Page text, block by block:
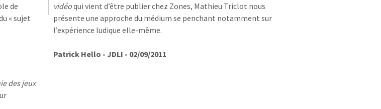
de
« sujet
vidéoqui vient d’être publier chez Zones, Mathieu Triclot nous
présente une approche du médium se penchant notamment sur
l’expérience ludique elle-même.
Patrick Hello - JDLI - 02/09/2011
des jeux